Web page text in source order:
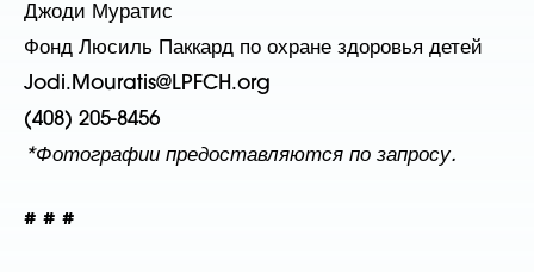
Джоди Муратис
Фонд Люсиль Паккард по охране здоровья детей
Jodi.Mouratis@LPFCH.org
(408) 205-8456
*Фотографии предоставляются по запросу.
# # #